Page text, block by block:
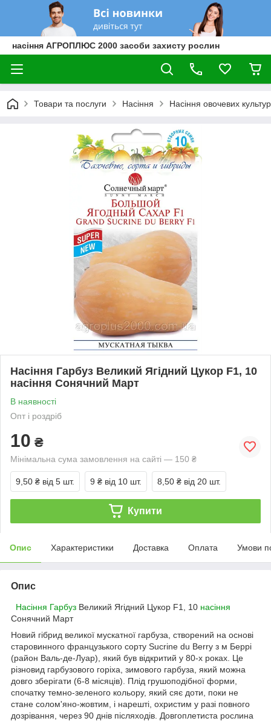
насіння АГРОПЛЮС 2000 засоби захисту рослин
Товари та послуги Насіння Насіння овочевих культур
Насіння Гарбуз Великий Ягідний Цукор F1, 10
насіння Сонячний Март
В наявності
Опт і роздріб
10 ₴
Мінімальна сума замовлення на сайті — 150 ₴
9,50 ₴ від 5 шт. 9 ₴ від 10 шт. 8,50 ₴ від 20 шт.
Купити
Опис Характеристики Доставка Оплата Умови
Опис
Насіння Гарбуз Великий Ягідний Цукор F1, 10 насіння
Сонячний Март
Новий гібрид великої мускатної гарбуза, створений на основі
старовинного французького сорту Sucrine du Berry з м Беррі
(район Валь-де-Луар), який був відкритий у 80-х роках. Це
різновид гарбузового горіха, зимового гарбуза, який можна
довго зберігати (6-8 місяців). Плід грушоподібної форми,
спочатку темно-зеленого кольору, який сяє доти, поки не
стане солом'яно-жовтим, і нарешті, охристим у разі повного
дозрівання, через 90 днів післяходів. Довгоплетиста рослина